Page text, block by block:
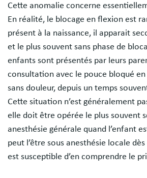
Cette anomalie concerne
En réalité, le blocage en flexion est
présent à la naissance, il apparait
et le plus souvent sans phase de
enfants sont présentés par leurs
consultation avec le pouce bloqué
sans douleur, depuis un temps
Cette situation n’est généralement
elle doit être opérée le plus souvent
anesthésie générale quand l’enfant
peut l’être sous anesthésie locale dès
est susceptible d’en comprendre le